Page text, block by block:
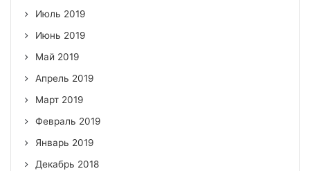
Июль 2019
Июнь 2019
Май 2019
Апрель 2019
Март 2019
Февраль 2019
Январь 2019
Декабрь 2018